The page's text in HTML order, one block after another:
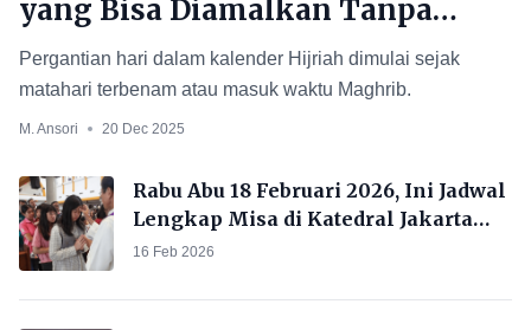
yang Bisa Diamalkan Tanpa
Mengada-ada Ritual Khusus
Pergantian hari dalam kalender Hijriah dimulai sejak
matahari terbenam atau masuk waktu Maghrib.
M. Ansori 20 Dec 2025
Rabu Abu 18 Februari 2026, Ini Jadwal
Lengkap Misa di Katedral Jakarta
dan Status Liburnya
16 Feb 2026